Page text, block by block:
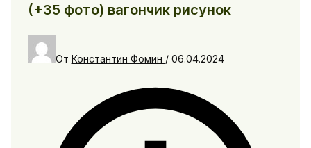
(+35 фото) вагончик рисунок
От Константин Фомин / 06.04.2024